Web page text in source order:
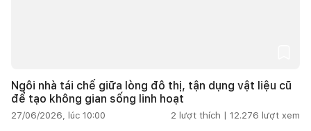
Ngôi nhà tái chế giữa lòng đô thị, tận dụng vật liệu cũ
để tạo không gian sống linh hoạt
27/06/2026, lúc 10:00 2 lượt thích | 12.276 lượt xem